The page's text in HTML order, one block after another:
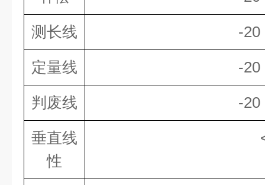
测长线
-20
定量线
-20
判废线
-20
垂直线
性